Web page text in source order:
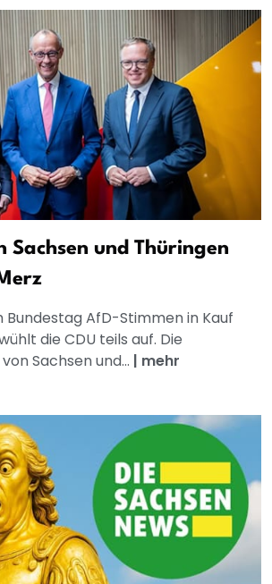
Sachsen und Thüringen
Bundestag AfD-Stimmen in Kauf
die CDU teils auf. Die
Sachsen und... | mehr